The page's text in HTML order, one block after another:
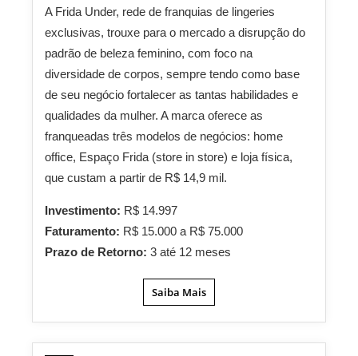
A Frida Under, rede de franquias de lingeries
exclusivas, trouxe para o mercado a disrupção do
padrão de beleza feminino, com foco na
diversidade de corpos, sempre tendo como base
de seu negócio fortalecer as tantas habilidades e
qualidades da mulher. A marca oferece as
franqueadas três modelos de negócios: home
office, Espaço Frida (store in store) e loja física,
que custam a partir de R$ 14,9 mil.
Investimento: R$ 14.997
Faturamento: R$ 15.000 a R$ 75.000
Prazo de Retorno: 3 até 12 meses
Saiba Mais